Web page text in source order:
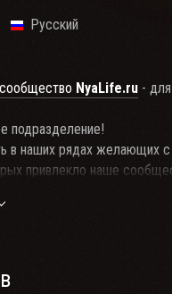
Русский
NyaLife.ru -
подразделение!
наших рядах желающих с
привлекло наше
попасть, недостаточно
теме на официальном